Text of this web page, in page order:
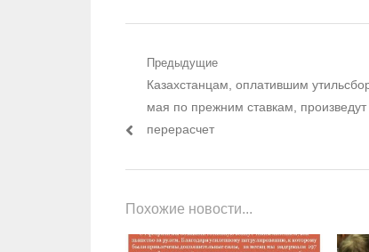
Навигация по записям
Предыдущие
Предыдущий пост:
Казахстанцам, оплатившим
мая по прежним ставкам, произведут
перерасчет
Похожие новости...